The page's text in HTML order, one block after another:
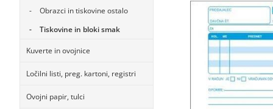
Obrazci in tiskovine ostalo
Tiskovine in bloki smak
Kuverte in ovojnice
Ločilni listi, preg. kartoni, registri
Ovojni papir, tulci